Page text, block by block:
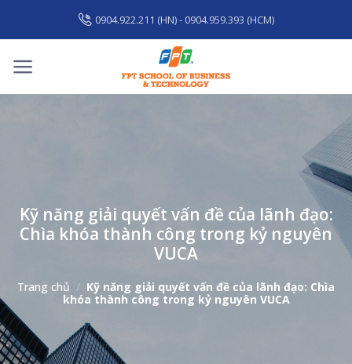
content
0904.922.211 (HN) - 0904.959.393 (HCM)
Kỹ năng giải quyết vấn đề của lãnh đạo:
Chìa khóa thành công trong kỷ nguyên
VUCA
Trang chủ / Kỹ năng giải quyết vấn đề của lãnh đạo: Chìa
khóa thành công trong kỷ nguyên VUCA